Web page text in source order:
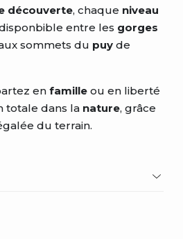
découverte, chaque niveau
entre les gorges
sommets du puy de
en famille ou en liberté
totale dans la nature, grâce
du terrain.